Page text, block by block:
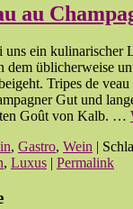
au
uns ein kulinarischer
dem üblicherweise
Tripes de veau
Gut und
Goût von Kalb. …
, Gastro, Wein |
, Luxus Permalink